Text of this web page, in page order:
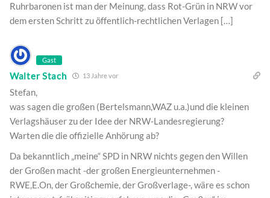
Ruhrbaronen ist man der Meinung, dass Rot-Grün in NRW vor
dem ersten Schritt zu öffentlich-rechtlichen Verlagen […]
Gast
Walter Stach 13 Jahre vor
Stefan,
was sagen die großen (Bertelsmann,WAZ u.a.)und die kleinen
Verlagshäuser zu der Idee der NRW-Landesregierung?
Warten die die offizielle Anhörung ab?
Da bekanntlich „meine“ SPD in NRW nichts gegen den Willen
der Großen macht -der großen Energieunternehmen -
RWE,E.On, der Großchemie, der Großverlage-, wäre es schon